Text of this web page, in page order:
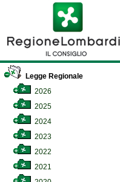
Legge Regionale
2026
2025
2024
2023
2022
2021